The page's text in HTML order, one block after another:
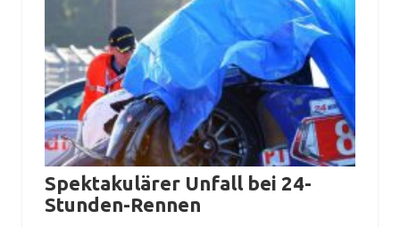
Spektakulärer Unfall bei 24-
Stunden-Rennen